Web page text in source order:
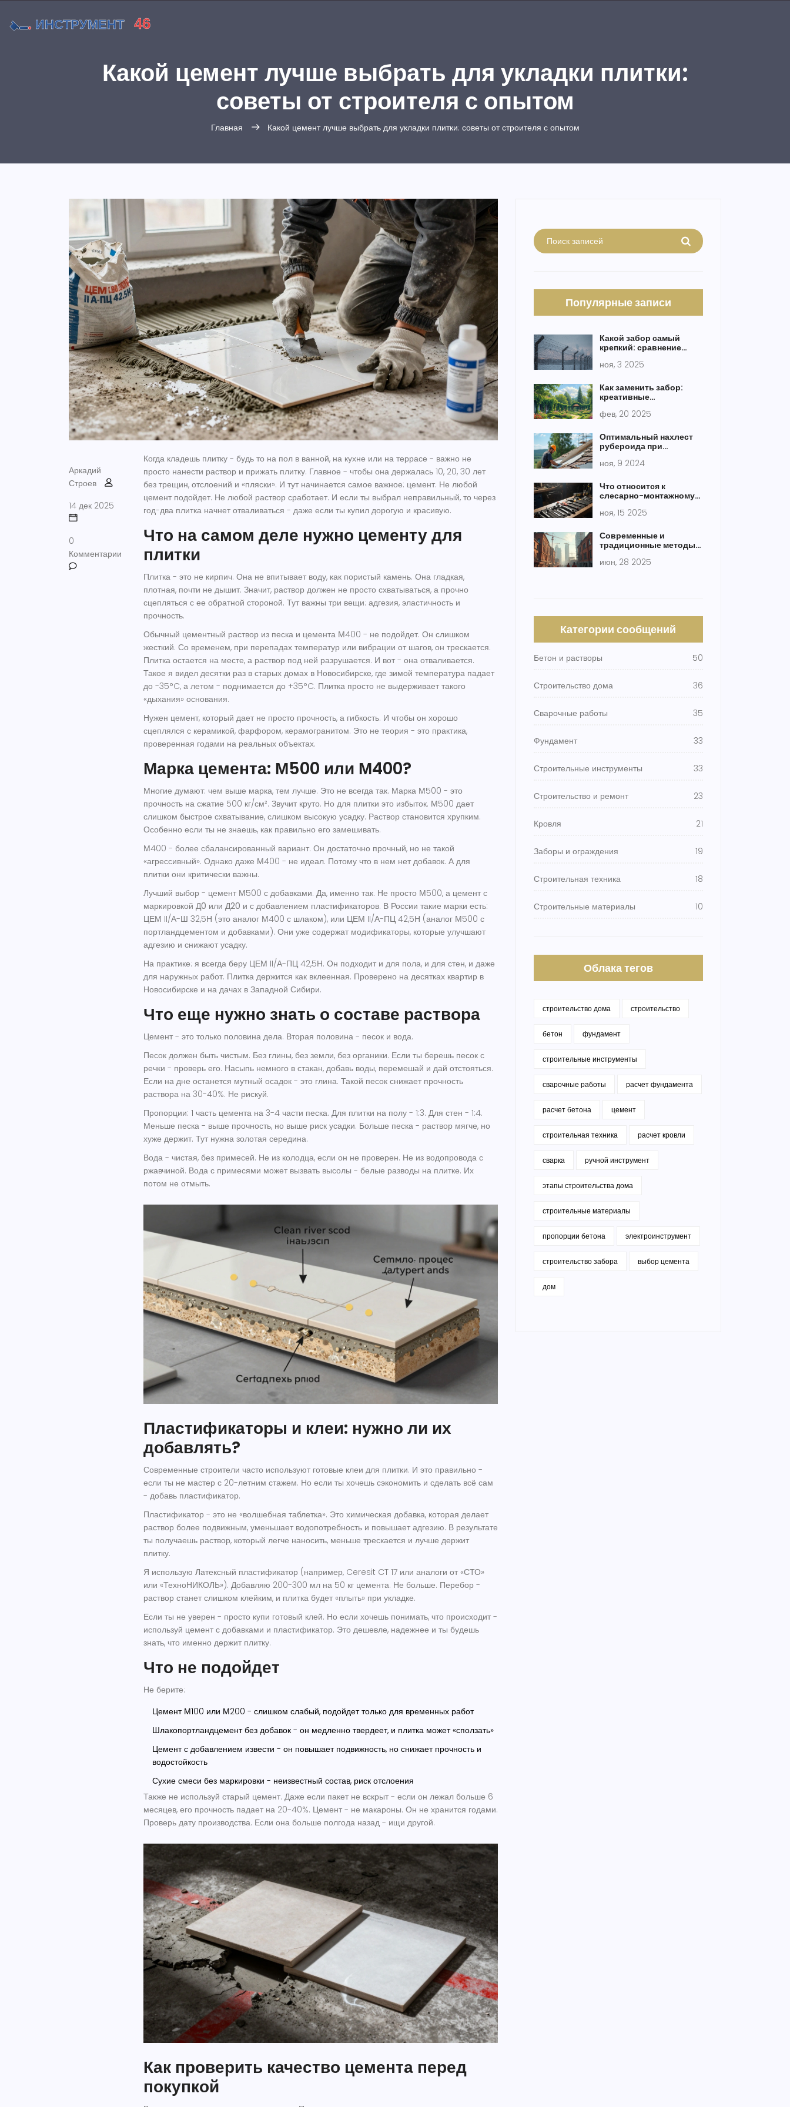
Какой цемент лучше выбрать для укладки плитки:
советы от строителя с опытом
Главная Какой цемент лучше выбрать для укладки плитки: советы от строителя с опытом
Аркадий
Строев
14 дек 2025
0
Комментарии
Когда кладешь плитку - будь то на пол в ванной, на кухне или на террасе - важно не
просто нанести раствор и прижать плитку. Главное - чтобы она держалась 10, 20, 30 лет
без трещин, отслоений и «пляски». И тут начинается самое важное: цемент. Не любой
цемент подойдет. Не любой раствор сработает. И если ты выбрал неправильный, то через
год-два плитка начнет отваливаться - даже если ты купил дорогую и красивую.
Что на самом деле нужно цементу для
плитки
Плитка - это не кирпич. Она не впитывает воду, как пористый камень. Она гладкая,
плотная, почти не дышит. Значит, раствор должен не просто схватываться, а прочно
сцепляться с ее обратной стороной. Тут важны три вещи: адгезия, эластичность и
прочность.
Обычный цементный раствор из песка и цемента М400 - не подойдет. Он слишком
жесткий. Со временем, при перепадах температур или вибрации от шагов, он трескается.
Плитка остается на месте, а раствор под ней разрушается. И вот - она отваливается.
Такое я видел десятки раз в старых домах в Новосибирске, где зимой температура падает
до -35°C, а летом - поднимается до +35°C. Плитка просто не выдерживает такого
«дыхания» основания.
Нужен цемент, который дает не просто прочность, а гибкость. И чтобы он хорошо
сцеплялся с керамикой, фарфором, керамогранитом. Это не теория - это практика,
проверенная годами на реальных объектах.
Марка цемента: М500 или М400?
Многие думают: чем выше марка, тем лучше. Это не всегда так. Марка М500 - это
прочность на сжатие 500 кг/см². Звучит круто. Но для плитки это избыток. М500 дает
слишком быстрое схватывание, слишком высокую усадку. Раствор становится хрупким.
Особенно если ты не знаешь, как правильно его замешивать.
М400 - более сбалансированный вариант. Он достаточно прочный, но не такой
«агрессивный». Однако даже М400 - не идеал. Потому что в нем нет добавок. А для
плитки они критически важны.
Лучший выбор - цемент М500 с добавками. Да, именно так. Не просто М500, а цемент с
маркировкой Д0 или Д20 и с добавлением пластификаторов. В России такие марки есть:
ЦЕМ II/А-Ш 32,5Н (это аналог М400 с шлаком), или ЦЕМ II/А-ПЦ 42,5Н (аналог М500 с
портландцементом и добавками). Они уже содержат модификаторы, которые улучшают
адгезию и снижают усадку.
На практике: я всегда беру ЦЕМ II/А-ПЦ 42,5Н. Он подходит и для пола, и для стен, и даже
для наружных работ. Плитка держится как вклеенная. Проверено на десятках квартир в
Новосибирске и на дачах в Западной Сибири.
Что еще нужно знать о составе раствора
Цемент - это только половина дела. Вторая половина - песок и вода.
Песок должен быть чистым. Без глины, без земли, без органики. Если ты берешь песок с
речки - проверь его. Насыпь немного в стакан, добавь воды, перемешай и дай отстояться.
Если на дне останется мутный осадок - это глина. Такой песок снижает прочность
раствора на 30-40%. Не рискуй.
Пропорции: 1 часть цемента на 3-4 части песка. Для плитки на полу - 1:3. Для стен - 1:4.
Меньше песка - выше прочность, но выше риск усадки. Больше песка - раствор мягче, но
хуже держит. Тут нужна золотая середина.
Вода - чистая, без примесей. Не из колодца, если он не проверен. Не из водопровода с
ржавчиной. Вода с примесями может вызвать высолы - белые разводы на плитке. Их
потом не отмыть.
Пластификаторы и клеи: нужно ли их
добавлять?
Современные строители часто используют готовые клеи для плитки. И это правильно -
если ты не мастер с 20-летним стажем. Но если ты хочешь сэкономить и сделать всё сам
- добавь пластификатор.
Пластификатор - это не «волшебная таблетка». Это химическая добавка, которая делает
раствор более подвижным, уменьшает водопотребность и повышает адгезию. В результате
ты получаешь раствор, который легче наносить, меньше трескается и лучше держит
плитку.
Я использую Латексный пластификатор(например, Ceresit CT 17 или аналоги от «СТО»
или «ТехноНИКОЛЬ»). Добавляю 200-300 мл на 50 кг цемента. Не больше. Перебор -
раствор станет слишком клейким, и плитка будет «плыть» при укладке.
Если ты не уверен - просто купи готовый клей. Но если хочешь понимать, что происходит -
используй цемент с добавками и пластификатор. Это дешевле, надежнее и ты будешь
знать, что именно держит плитку.
Что не подойдет
Не берите:
Цемент М100 или М200 - слишком слабый, подойдет только для временных работ
Шлакопортландцемент без добавок - он медленно твердеет, и плитка может «сползать»
Цемент с добавлением извести - он повышает подвижность, но снижает прочность и
водостойкость
Сухие смеси без маркировки - неизвестный состав, риск отслоения
Также не используй старый цемент. Даже если пакет не вскрыт - если он лежал больше 6
месяцев, его прочность падает на 20-40%. Цемент - не макароны. Он не хранится годами.
Проверь дату производства. Если она больше полгода назад - ищи другой.
Как проверить качество цемента перед
покупкой
Популярные записи
Какой забор самый
крепкий: сравнение
тесты на прочность
ноя, 3 2025
Как заменить забор:
креативные
вашего участка
фев, 20 2025
Оптимальный нахлест
рубероида при
ноя, 9 2024
Что относится к
слесарно-монтажному
список с пояснениями
ноя, 15 2025
Современные и
традиционные методы
обзор с примерами
июн, 28 2025
Категории сообщений
Бетон и растворы 50
Строительство дома 36
Сварочные работы 35
Фундамент 33
Строительные инструменты 33
Строительство и ремонт 23
Кровля 21
Заборы и ограждения 19
Строительная техника 18
Строительные материалы 10
Облака тегов
строительство дома строительство
бетон фундамент
строительные инструменты
сварочные работы расчет фундамента
расчет бетона цемент
строительная техника расчет кровли
сварка ручной инструмент
этапы строительства дома
строительные материалы
пропорции бетона электроинструмент
строительство забора выбор цемента
дом